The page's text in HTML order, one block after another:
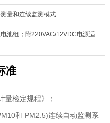
量和连续监测模式
池组；附220VAC/12VDC电源适
准
量检定规程》；
和 PM2.5)连续自动监测系